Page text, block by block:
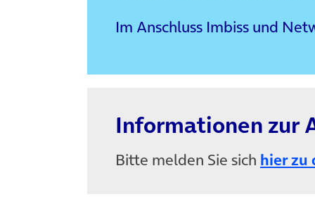
Im Anschluss Imbiss und
Informationen zur
Bitte melden Sie sich hier zu